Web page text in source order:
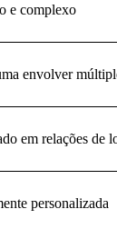
e complexo
envolver
em relações de
personalizada